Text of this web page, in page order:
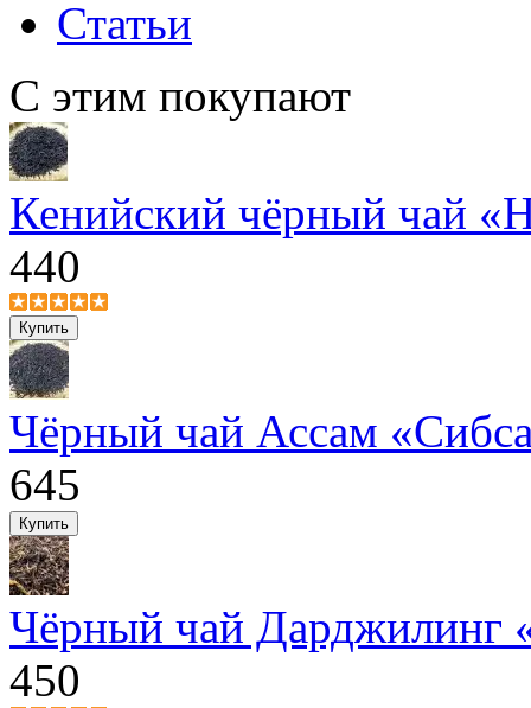
Статьи
С этим покупают
Кенийский чёрный чай
440
Чёрный чай Ассам
645
Чёрный чай Дарджилинг
450